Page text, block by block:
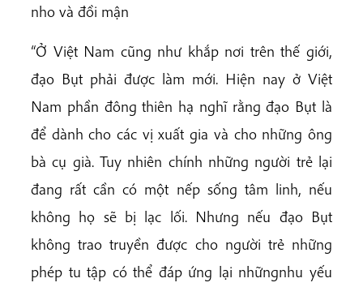
nho và đồi mận
“Ở Việt Nam cũng như khắp nơi trên thế giới,
đạo Bụt phải được làm mới. Hiện nay ở Việt
Nam phần đông thiên hạ nghĩ rằng đạo Bụt là
để dành cho các vị xuất gia và cho những ông
bà cụ già. Tuy nhiên chính những người trẻ lại
đang rất cần có một nếp sống tâm linh, nếu
không họ sẽ bị lạc lối. Nhưng nếu đạo Bụt
không trao truyền được cho người trẻ những
phép tu tập có thể đáp ứng lại nhữngnhu yếu